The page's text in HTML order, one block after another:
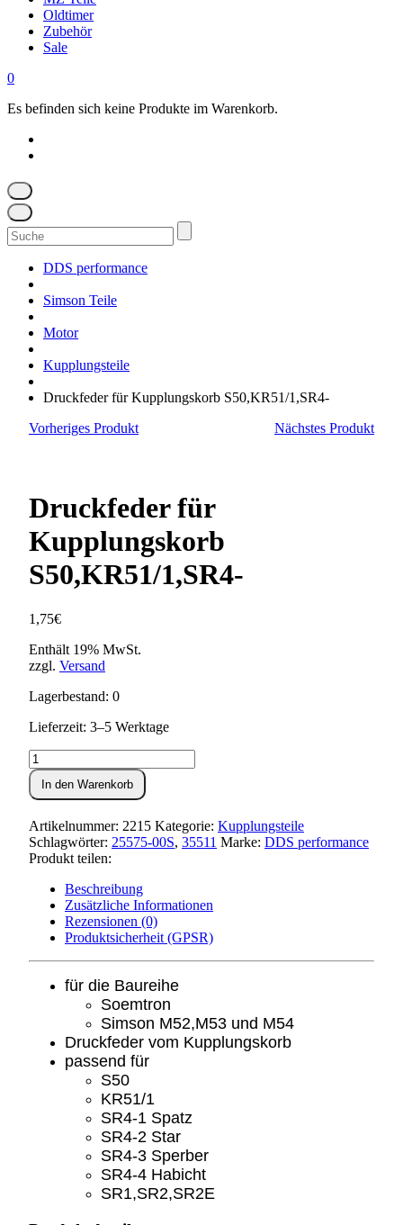
Oldtimer
Zubehör
Sale
0
Es befinden sich keine Produkte im Warenkorb.
Suchen
nach:
DDS performance
Simson Teile
Motor
Kupplungsteile
Druckfeder für Kupplungskorb S50,KR51/1,SR4-
Vorheriges Produkt
Nächstes Produkt
Druckfeder für
Kupplungskorb
S50,KR51/1,SR4-
1,75€
Enthält 19% MwSt.
zzgl. Versand
Lagerbestand: 0
Lieferzeit: 3–5 Werktage
Druckfeder
für
Kupplungskorb
S50,KR51/1,SR4-
Menge
In den Warenkorb
Artikelnummer: 2215 Kategorie: Kupplungsteile
Schlagwörter: 25575-00S, 35511 Marke: DDS performance
Produkt teilen:
Beschreibung
Zusätzliche Informationen
Rezensionen (0)
Produktsicherheit (GPSR)
für die Baureihe
Soemtron
Simson M52,M53 und M54
Druckfeder vom Kupplungskorb
passend für
S50
KR51/1
SR4-1 Spatz
SR4-2 Star
SR4-3 Sperber
SR4-4 Habicht
SR1,SR2,SR2E